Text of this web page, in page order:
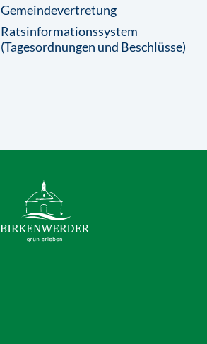
Gemeindevertretung
Ratsinformationssystem
(Tagesordnungen und Beschlüsse)